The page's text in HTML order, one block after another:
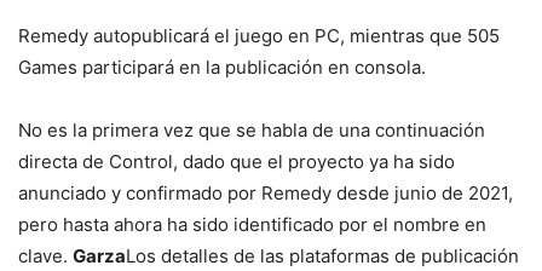
Remedy autopublicará el juego en PC, mientras que 505
Games participará en la publicación en consola.
No es la primera vez que se habla de una continuación
directa de Control, dado que el proyecto ya ha sido
anunciado y confirmado por Remedy desde junio de 2021,
pero hasta ahora ha sido identificado por el nombre en
clave. GarzaLos detalles de las plataformas de publicación